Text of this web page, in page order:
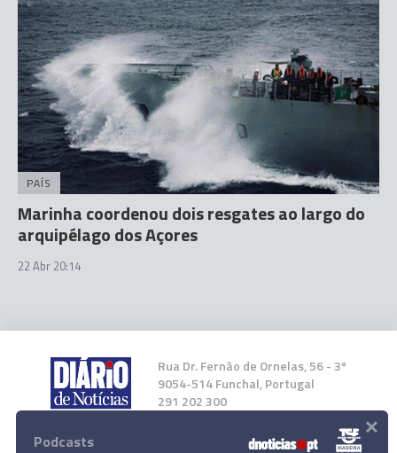
PAÍS
Marinha coordenou dois resgates ao largo do
arquipélago dos Açores
22 Abr 20:14
Rua Dr. Fernão de Ornelas, 56 - 3º
9054-514 Funchal, Portugal
291 202 300
Instale a nossa App
Podcasts ×